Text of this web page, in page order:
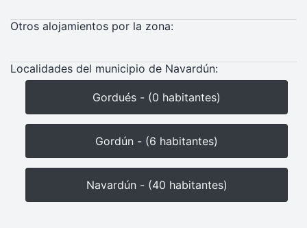
Otros alojamientos por la zona:
Localidades del municipio de Navardún:
Gordués - (0 habitantes)
Gordún - (6 habitantes)
Navardún - (40 habitantes)